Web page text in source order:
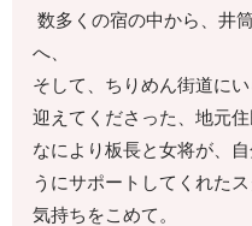
数多くの宿の中から、井
へ、
そして、ちりめん街道に
迎えてくださった、地元
なにより板長と女将が、
うにサポートしてくれた
気持ちをこめて。